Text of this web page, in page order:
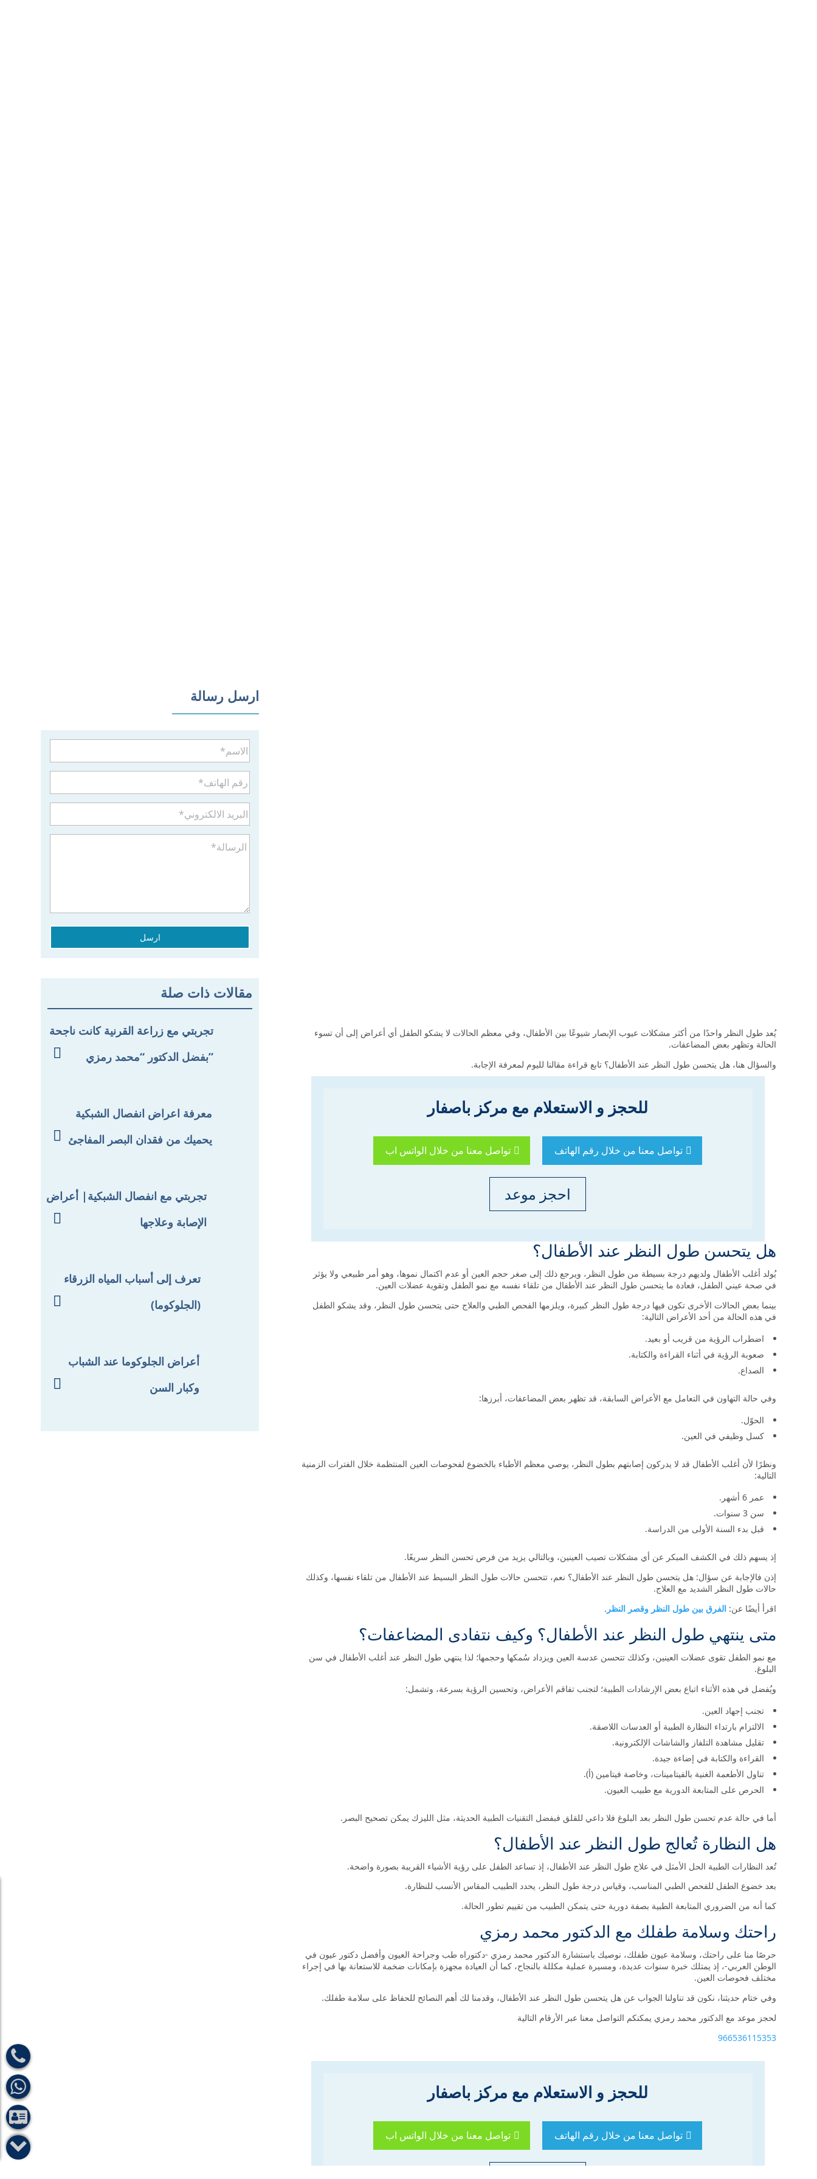
ارسل رسالة
ارسل
مقالات ذات صلة
تجربتي مع زراعة القرنية كانت ناجحة
بفضل الدكتور “محمد رمزي”

معرفة اعراض انفصال الشبكية
يحميك من فقدان البصر المفاجئ

تجربتي مع انفصال الشبكية| أعراض
الإصابة وعلاجها

تعرف إلى أسباب المياه الزرقاء
(الجلوكوما)

أعراض الجلوكوما عند الشباب
وكبار السن

يُعد طول النظر واحدًا من أكثر مشكلات عيوب الإبصار شيوعًا بين الأطفال، وفي معظم الحالات لا يشكو الطفل أي أعراض إلى أن تسوء
الحالة وتظهر بعض المضاعفات.
والسؤال هنا، هل يتحسن طول النظر عند الأطفال؟ تابع قراءة مقالنا لليوم لمعرفة الإجابة.
للحجز و الاستعلام مع مركز باصفار
تواصل معنا من خلال الواتس اب تواصل معنا من خلال رقم الهاتف
احجز موعد
هل يتحسن طول النظر عند الأطفال؟
يُولد أغلب الأطفال ولديهم درجة بسيطة من طول النظر، ويرجع ذلك إلى صغر حجم العين أو عدم اكتمال نموها، وهو أمر طبيعي ولا يؤثر
في صحة عيني الطفل، فعادة ما يتحسن طول النظر عند الأطفال من تلقاء نفسه مع نمو الطفل وتقوية عضلات العين.
بينما بعض الحالات الأخرى تكون فيها درجة طول النظر كبيرة، ويلزمها الفحص الطبي والعلاج حتى يتحسن طول النظر، وقد يشكو الطفل
في هذه الحالة من أحد الأعراض التالية:
اضطراب الرؤية من قريب أو بعيد.
صعوبة الرؤية في أثناء القراءة والكتابة.
الصداع.
وفي حالة التهاون في التعامل مع الأعراض السابقة، قد تظهر بعض المضاعفات، أبرزها:
الحوّل.
كسل وظيفي في العين.
ونظرًا لأن أغلب الأطفال قد لا يدركون إصابتهم بطول النظر، يوصي معظم الأطباء بالخضوع لفحوصات العين المنتظمة خلال الفترات الزمنية
التالية:
عمر 6 أشهر.
سن 3 سنوات.
قبل بدء السنة الأولى من الدراسة.
إذ يسهم ذلك في الكشف المبكر عن أي مشكلات تصيب العينين، وبالتالي يزيد من فرص تحسن النظر سريعًا.
إذن فالإجابة عن سؤال: هل يتحسن طول النظر عند الأطفال؟ نعم، تتحسن حالات طول النظر البسيط عند الأطفال من تلقاء نفسها، وكذلك
حالات طول النظر الشديد مع العلاج.
اقرأ أيضًا عن:الفرق بين طول النظر وقصر النظر .
متى ينتهي طول النظر عند الأطفال؟ وكيف نتفادى المضاعفات؟
مع نمو الطفل تقوى عضلات العينين، وكذلك تتحسن عدسة العين ويزداد سُمكها وحجمها؛ لذا ينتهي طول النظر عند أغلب الأطفال في سن
البلوغ.
ويُفضل في هذه الأثناء اتباع بعض الإرشادات الطبية؛ لتجنب تفاقم الأعراض، وتحسين الرؤية بسرعة، وتشمل:
تجنب إجهاد العين.
الالتزام بارتداء النظارة الطبية أو العدسات اللاصقة.
تقليل مشاهدة التلفاز والشاشات الإلكترونية.
القراءة والكتابة في إضاءة جيدة.
تناول الأطعمة الغنية بالفيتامينات، وخاصة فيتامين (أ).
الحرص على المتابعة الدورية مع طبيب العيون.
أما في حالة عدم تحسن طول النظر بعد البلوغ فلا داعي للقلق فبفضل التقنيات الطبية الحديثة، مثل الليزك يمكن تصحيح البصر.
هل النظارة تُعالج طول النظر عند الأطفال؟
تُعد النظارات الطبية الحل الأمثل في علاج طول النظر عند الأطفال، إذ تساعد الطفل على رؤية الأشياء القريبة بصورة واضحة.
بعد خضوع الطفل للفحص الطبي المناسب، وقياس درجة طول النظر، يحدد الطبيب المقاس الأنسب للنظارة.
كما أنه من الضروري المتابعة الطبية بصفة دورية حتى يتمكن الطبيب من تقييم تطور الحالة.
راحتك وسلامة طفلك مع الدكتور محمد رمزي
حرصًا منا على راحتك، وسلامة عيون طفلك، نوصيك باستشارة الدكتور محمد رمزي -دكتوراه طب وجراحة العيون وأفضل دكتور عيون في
الوطن العربي-، إذ يمتلك خبرة سنوات عديدة، ومسيرة عملية مكللة بالنجاح، كما أن العيادة مجهزة بإمكانات ضخمة للاستعانة بها في إجراء
مختلف فحوصات العين.
وفي ختام حديثنا، نكون قد تناولنا الجواب عن هل يتحسن طول النظر عند الأطفال، وقدمنا لك أهم النصائح للحفاظ على سلامة طفلك.
لحجز موعد مع الدكتور محمد رمزي يمكنكم التواصل معنا عبر الأرقام التالية
966536115353
للحجز و الاستعلام مع مركز باصفار
تواصل معنا من خلال الواتس اب تواصل معنا من خلال رقم الهاتف